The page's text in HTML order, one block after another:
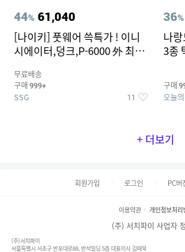
44% 61,040
[나이키] 풋웨어 쓱특가 ! 이니
시에이터,덩크,P-6000 外 최대
무료배송
구매 999+
SSG 11
36%
나
3종
구매
오늘
+ 더보기
회원가입 로그인 PC버
이용약관 개인정보처리
(주) 서치파이 사업자
(주)서치파이
서울특별시 서초구 반포대로88, 반석빌딩 5층 대표이사 김태묵